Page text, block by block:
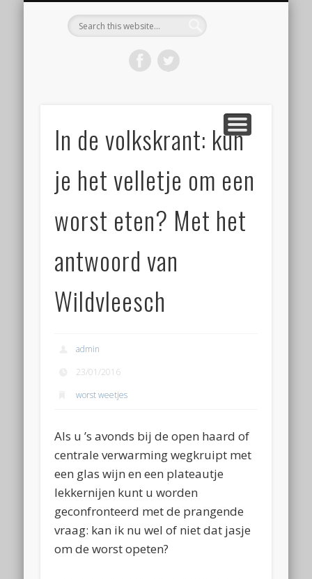
Worstlog
In de volkskrant: kun
je het velletje om een
worst eten? Met het
antwoord van
Wildvleesch
admin
23/01/2016
worst weetjes
Als u ’s avonds bij de open haard of
centrale verwarming wegkruipt met
een glas wijn en een plateautje
lekkernijen kunt u worden
geconfronteerd met de prangende
vraag: kan ik nu wel of niet dat jasje
om de worst opeten?